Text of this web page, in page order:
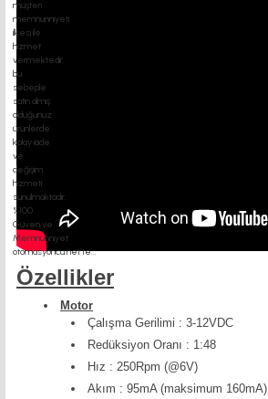
Özellikler
Motor
Çalışma Gerilimi : 3-12VDC
Redüksiyon Oranı : 1:48
Hız : 250Rpm (@6V)
Akım : 95mA (maksimum 160mA)